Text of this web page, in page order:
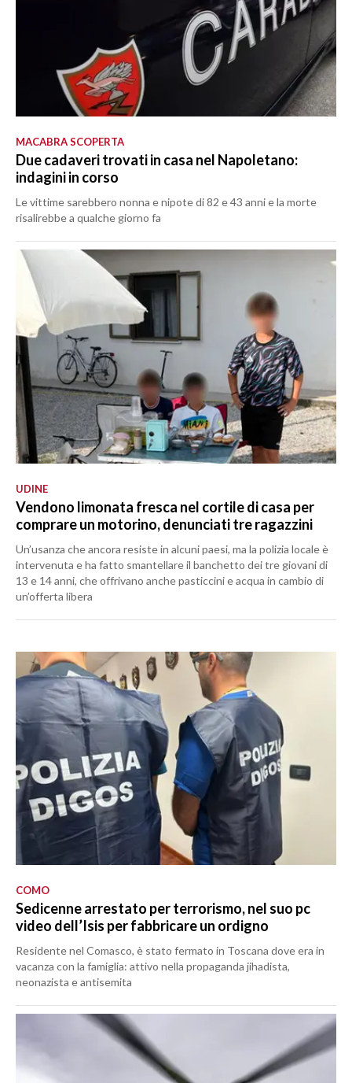
MACABRA SCOPERTA
Due cadaveri trovati in casa nel Napoletano:
indagini in corso
Le vittime sarebbero nonna e nipote di 82 e 43 anni e la morte
risalirebbe a qualche giorno fa
UDINE
Vendono limonata fresca nel cortile di casa per
comprare un motorino, denunciati tre ragazzini
Un’usanza che ancora resiste in alcuni paesi, ma la polizia locale è
intervenuta e ha fatto smantellare il banchetto dei tre giovani di
13 e 14 anni, che offrivano anche pasticcini e acqua in cambio di
un’offerta libera
COMO
Sedicenne arrestato per terrorismo, nel suo pc
video dell’Isis per fabbricare un ordigno
Residente nel Comasco, è stato fermato in Toscana dove era in
vacanza con la famiglia: attivo nella propaganda jihadista,
neonazista e antisemita